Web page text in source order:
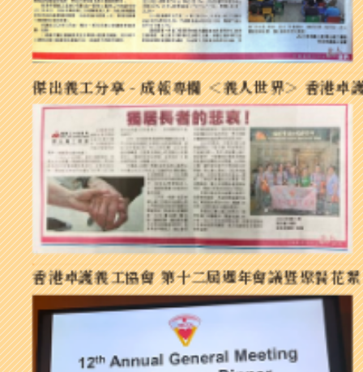
傑出義工分享 - 成報專欄 ＜義人世界＞ 香港卓
香港卓護義工協會 第十二屆週年會議暨聚餐花絮